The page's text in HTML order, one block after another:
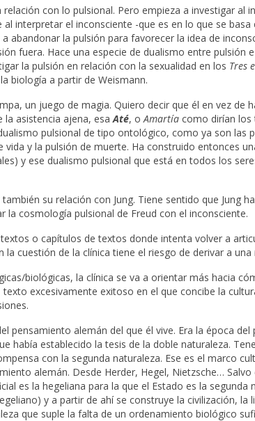
con lo pulsional. Pero empieza a investigar al
interpretar el inconsciente -que es en lo que se basa
abandonar la pulsión para favorecer la idea de
fuera. Hace una especie de dualismo entre pulsión
la pulsión en relación con la sexualidad en los Tres
biología a partir de Weismann.
un juego de magia. Quiero decir que él en vez de
la asistencia ajena, esaAté, oAmartía como dirían los
pulsional de tipo ontológico, como ya son las
y la pulsión de muerte. Ha construido entonces
y ese dualismo pulsional que está en todos los
su relación con Jung. Tiene sentido que Jung
la cosmología pulsional de Freud con el inconsciente.
o capítulos de textos donde intenta volver a
cuestión de la clínica tiene el riesgo de derivar a una
biológicas, la clínica se va a orientar más hacia
texto excesivamente exitoso en el que concibe la
pensamiento alemán del que él vive. Era la época del
había establecido la tesis de la doble naturaleza.
con la segunda naturaleza. Ese es el marco
alemán. Desde Herder, Hegel, Nietzsche…
es la hegeliana para la que el Estado es la segunda
y a partir de ahí se construye la civilización, la
que suple la falta de un ordenamiento biológico